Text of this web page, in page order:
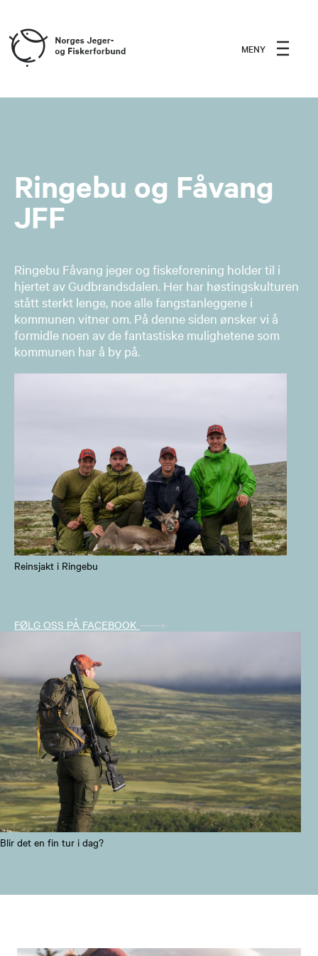
MENY
Ringebu og Fåvang
JFF
Ringebu Fåvang jeger og fiskeforening holder til i
hjertet av Gudbrandsdalen. Her har høstingskulturen
stått sterkt lenge, noe alle fangstanleggene i
kommunen vitner om. På denne siden ønsker vi å
formidle noen av de fantastiske mulighetene som
kommunen har å by på.
Reinsjakt i Ringebu
FØLG OSS PÅ FACEBOOK
Blir det en fin tur i dag?